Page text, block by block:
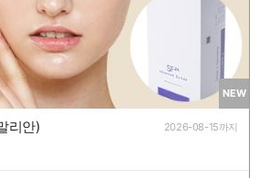
NEW
리안) 2026-08-15까지